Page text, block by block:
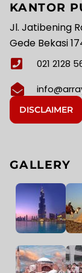
KANTOR
Jl. Jatibening
Gede Bekasi
021 2128
DISCLAIMER
GALLERY